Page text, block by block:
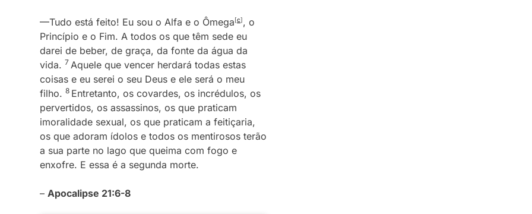
—Tudo está feito! Eu sou o Alfa e o Ômega[c], o
Princípio e o Fim. A todos os que têm sede eu
darei de beber, de graça, da fonte da água da
vida. 7 Aquele que vencer herdará todas estas
coisas e eu serei o seu Deus e ele será o meu
filho. 8 Entretanto, os covardes, os incrédulos, os
pervertidos, os assassinos, os que praticam
imoralidade sexual, os que praticam a feitiçaria,
os que adoram ídolos e todos os mentirosos terão
a sua parte no lago que queima com fogo e
enxofre. E essa é a segunda morte.
– Apocalipse 21:6-8